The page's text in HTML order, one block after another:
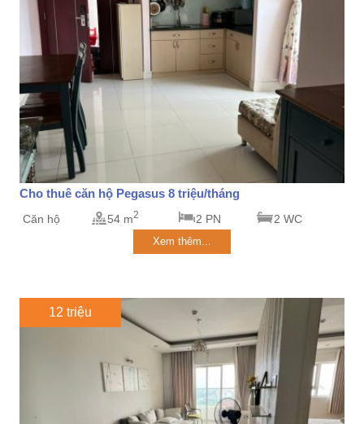
Cho thuê căn hộ Pegasus 8 triệu/tháng
Căn hộ 54 m2 2 PN 2 WC
Xem thêm...
12 triệu